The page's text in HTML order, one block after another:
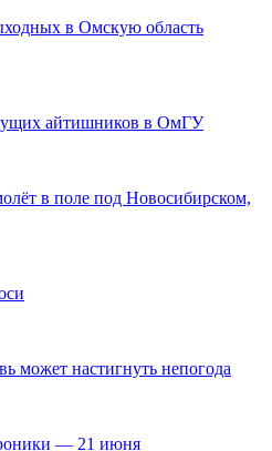
в Омскую область
айтишников в ОмГУ
в поле под Новосибирском,
может настигнуть непогода
— 21 июня